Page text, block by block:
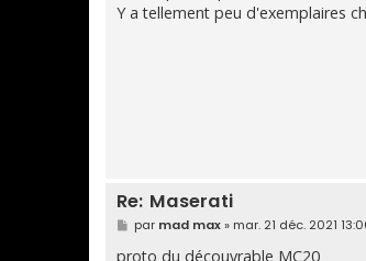
a
Y a tellement peu d'exemplaires
Re: Maserati
M
e
s
par mad max» mar. 21 déc. 2021
proto du découvrable MC20